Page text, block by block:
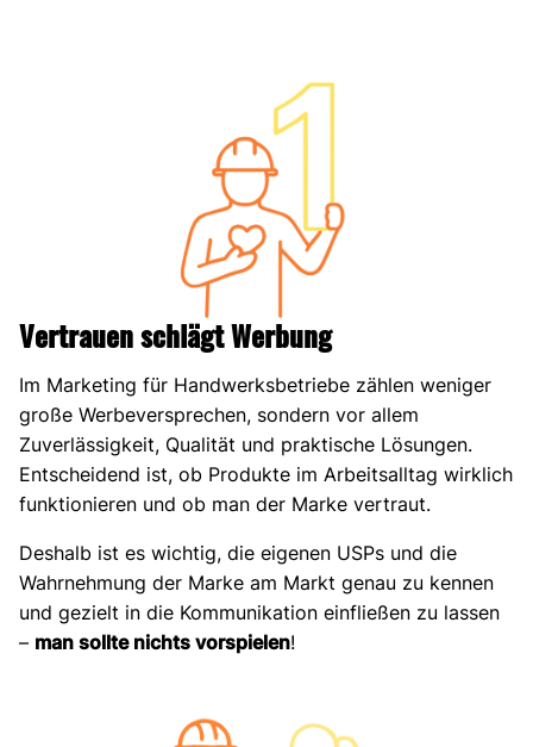
Vertrauen schlägt Werbung
Im Marketing für Handwerksbetriebe zählen weniger
große Werbeversprechen, sondern vor allem
Zuverlässigkeit, Qualität und praktische Lösungen.
Entscheidend ist, ob Produkte im Arbeitsalltag wirklich
funktionieren und ob man der Marke vertraut.
Deshalb ist es wichtig, die eigenen USPs und die
Wahrnehmung der Marke am Markt genau zu kennen
und gezielt in die Kommunikation einfließen zu lassen
– man sollte nichts vorspielen!